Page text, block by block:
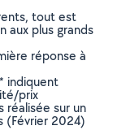
tout est
aux plus grands
réponse à
indiquent
prix
réalisée sur un
(Février 2024)